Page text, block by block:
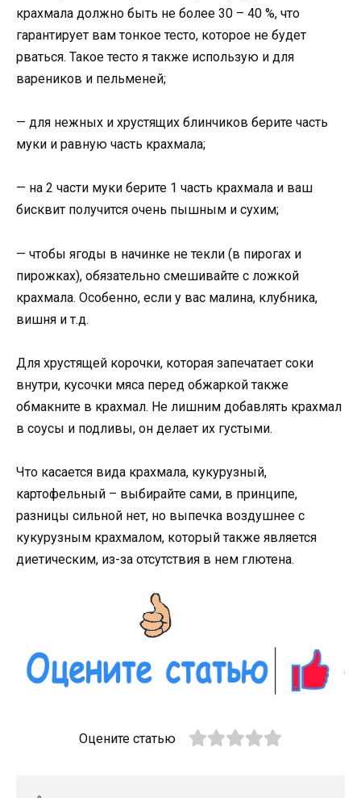
крахмала должно быть не более 30 – 40 %, что
гарантирует вам тонкое тесто, которое не будет
рваться. Такое тесто я также использую и для
вареников и пельменей;
— для нежных и хрустящих блинчиков берите часть
муки и равную часть крахмала;
— на 2 части муки берите 1 часть крахмала и ваш
бисквит получится очень пышным и сухим;
— чтобы ягоды в начинке не текли (в пирогах и
пирожках), обязательно смешивайте с ложкой
крахмала. Особенно, если у вас малина, клубника,
вишня и т.д.
Для хрустящей корочки, которая запечатает соки
внутри, кусочки мяса перед обжаркой также
обмакните в крахмал. Не лишним добавлять крахмал
в соусы и подливы, он делает их густыми.
Что касается вида крахмала, кукурузный,
картофельный – выбирайте сами, в принципе,
разницы сильной нет, но выпечка воздушнее с
кукурузным крахмалом, который также является
диетическим, из-за отсутствия в нем глютена.
Оцените статью